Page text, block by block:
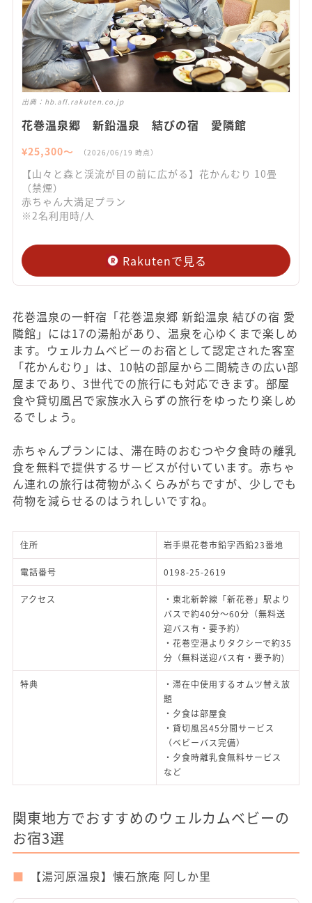
出典： hb.afl.rakuten.co.jp
花巻温泉郷 新鉛温泉 結びの宿 愛隣館
¥25,300〜 （2026/06/19 時点）
【山々と森と渓流が目の前に広がる】花かんむり 10畳
（禁煙）
赤ちゃん大満足プラン
※2名利用時/人
Rakutenで見る
花巻温泉の一軒宿「花巻温泉郷 新鉛温泉 結びの宿 愛
隣館」には17の湯船があり、温泉を心ゆくまで楽しめ
ます。ウェルカムベビーのお宿として認定された客室
「花かんむり」は、10帖の部屋から二間続きの広い部
屋まであり、3世代での旅行にも対応できます。部屋
食や貸切風呂で家族水入らずの旅行をゆったり楽しめ
るでしょう。
赤ちゃんプランには、滞在時のおむつや夕食時の離乳
食を無料で提供するサービスが付いています。赤ちゃ
ん連れの旅行は荷物がふくらみがちですが、少しでも
荷物を減らせるのはうれしいですね。
住所 岩手県花巻市鉛字西鉛23番地
電話番号 0198-25-2619
アクセス
・東北新幹線「新花巻」駅より
バスで約40分～60分（無料送
迎バス有・要予約）
・花巻空港よりタクシーで約35
分（無料送迎バス有・要予約)
特典
・滞在中使用するオムツ替え放
題
・夕食は部屋食
・貸切風呂45分間サービス
（ベビーバス完備）
・夕食時離乳食無料サービス
など
関東地方でおすすめのウェルカムベビーの
お宿3選
【湯河原温泉】懐石旅庵 阿しか里